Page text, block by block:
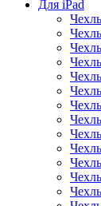
Для iPad